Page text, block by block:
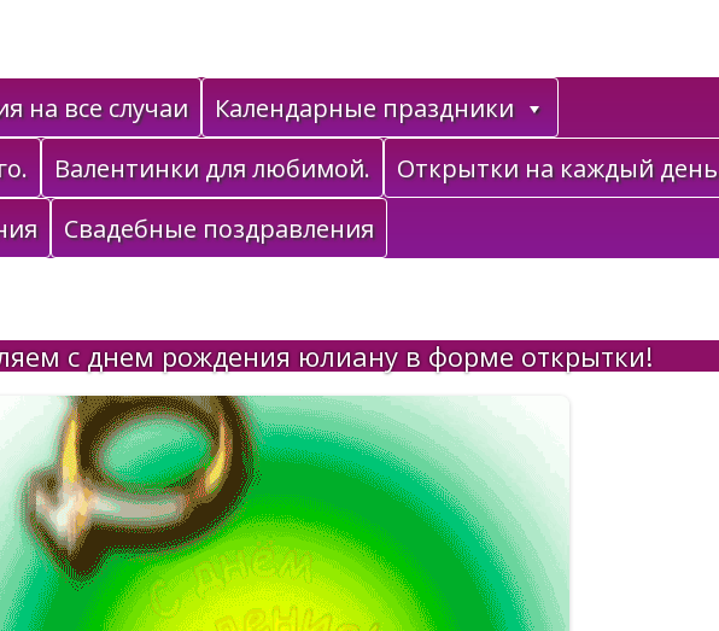
на все случаи
Календарные праздники
Валентинки для любимой.
Открытки на каждый день
Свадебные поздравления
с днем рождения юлиану в форме открытки!